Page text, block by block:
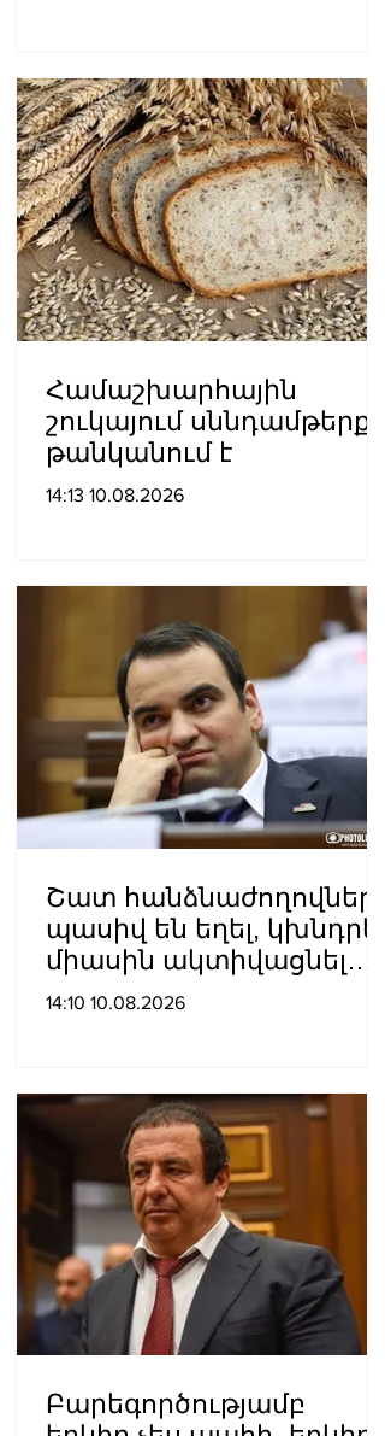
Համաշխարհային
շուկայում սննդամթերքը
թանկանում է
14:13 10.08.2026
Շատ հանձնաժողովներ
պասիվ են եղել, կխնդրեմ
միասին ակտիվացնել
հանձնաժողովների
14:10 10.08.2026
Բարեգործությամբ